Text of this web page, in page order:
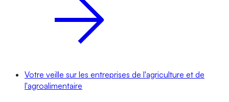
Votre veille sur les entreprises de l'agriculture et de
l'agroalimentaire